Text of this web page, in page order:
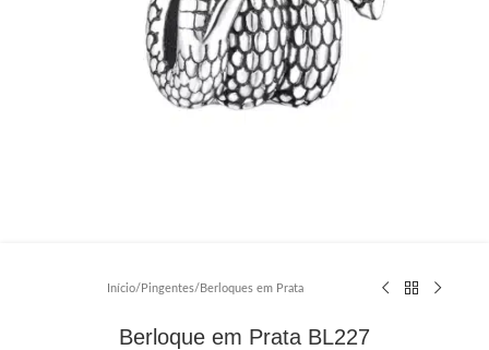
Início/ Pingentes/ Berloques em Prata
Berloque em Prata BL227